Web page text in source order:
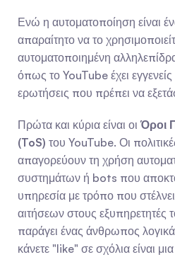
Ενώ η αυτοματοποίηση είναι
απαραίτητο να το
αυτοματοποιημένη
όπως το YouTube έχει εγγενείς
ερωτήσεις που πρέπει να
Πρώτα και κύρια είναι οι Όροι
(ToS) του YouTube. Οι
απαγορεύουν τη χρήση
συστημάτων ή bots που
υπηρεσία με τρόπο που
αιτήσεων στους εξυπηρετητές
παράγει ένας άνθρωπος
κάνετε "like" σε σχόλια είναι